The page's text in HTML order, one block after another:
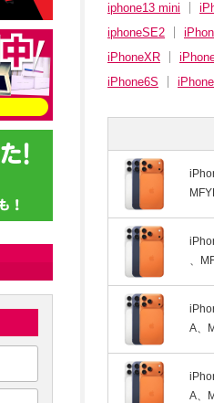
iphone13 mini
iphoneSE2
iPhoneXR
iPhone6S
、
A、
A、